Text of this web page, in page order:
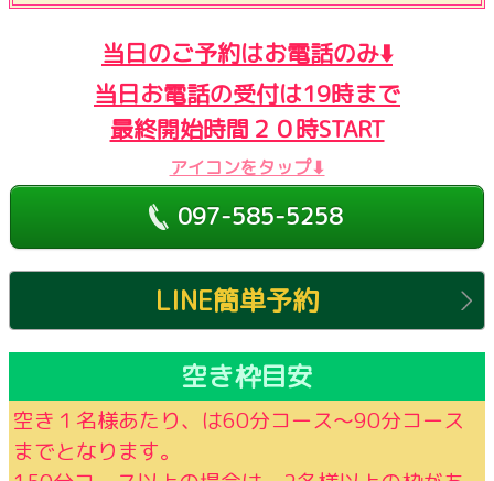
当日のご予約はお電話のみ⬇️
当日お電話の受付は19時まで
最終開始時間２０時START
アイコンをタップ⬇
097-585-5258
LINE簡単予約
空き枠目安
空き１名様あたり、は60分コース～90分コース
までとなります。